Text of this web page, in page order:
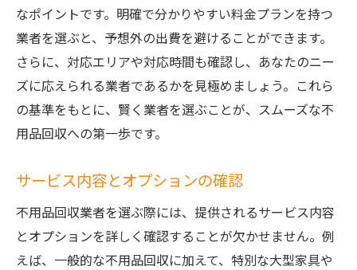
なポイントです。明確で分かりやすい料金プランを持つ
業者を選ぶと、予想外の出費を避けることができます。
さらに、対応エリアや対応時間も確認し、あなたのニー
ズに応えられる業者であるかを見極めましょう。これら
の基準をもとに、賢く業者を選ぶことが、スムーズな不
用品回収への第一歩です。
サービス内容とオプションの確認
不用品回収業者を選ぶ際には、提供されるサービス内容
とオプションを詳しく確認することが欠かせません。例
えば、一般的な不用品回収に加えて、特別な大型家具や